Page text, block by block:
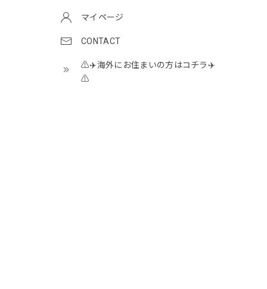
マイページ
CONTACT
⚠️✈️海外にお住まいの方はコチラ✈️
⚠️